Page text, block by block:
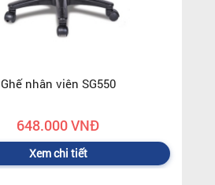
Ghế nhân viên SG550
648.000 VNĐ
Xem chi tiết